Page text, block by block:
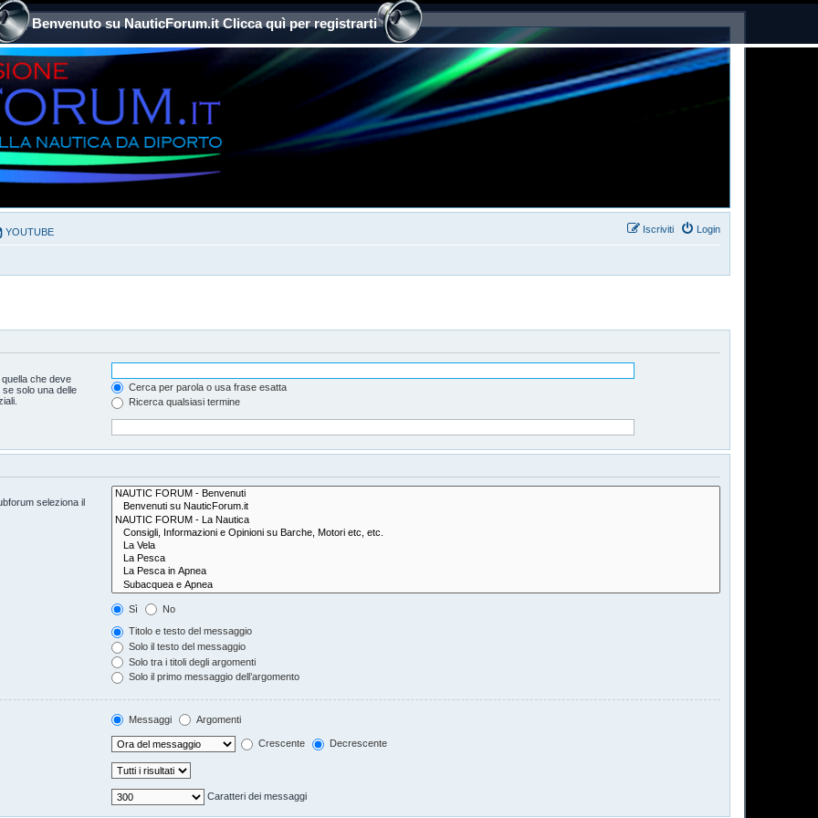
Benvenuto su NauticForum.it Clicca quì per registrarti
YOUTUBE Login
Iscriviti
che deve
solo una delle
Cerca per parola o usa frase esatta
Ricerca qualsiasi termine
seleziona il
Sì No
Titolo e testo del messaggio
Solo il testo del messaggio
Solo tra i titoli degli argomenti
Solo il primo messaggio dell’argomento
Messaggi Argomenti
Crescente Decrescente
Caratteri dei messaggi